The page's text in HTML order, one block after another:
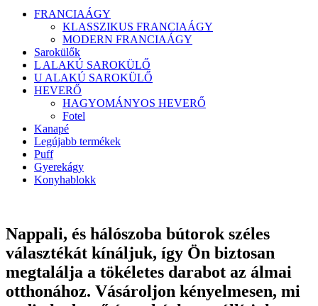
FRANCIAÁGY
KLASSZIKUS FRANCIAÁGY
MODERN FRANCIAÁGY
Sarokülők
L ALAKÚ SAROKÜLŐ
U ALAKÚ SAROKÜLŐ
HEVERŐ
HAGYOMÁNYOS HEVERŐ
Fotel
Kanapé
Legújabb termékek
Puff
Gyerekágy
Konyhablokk
Nappali, és hálószoba bútorok széles
választékát kínáljuk, így Ön biztosan
megtalálja a tökéletes darabot az álmai
otthonához. Vásároljon kényelmesen, mi